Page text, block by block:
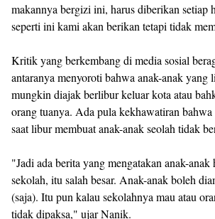
makannya bergizi ini, harus diberikan setiap
seperti ini kami akan berikan tetapi tidak
Kritik yang berkembang di media sosial
antaranya menyoroti bahwa anak-anak yang
mungkin diajak berlibur keluar kota atau
orang tuanya. Ada pula kekhawatiran
saat libur membuat anak-anak seolah tidak
"Jadi ada berita yang mengatakan anak-anak
sekolah, itu salah besar. Anak-anak boleh
(saja). Itu pun kalau sekolahnya mau atau
tidak dipaksa," ujar Nanik.